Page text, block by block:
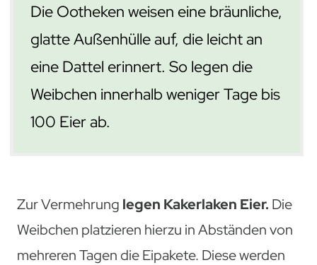
Die Ootheken weisen eine bräunliche,
glatte Außenhülle auf, die leicht an
eine Dattel erinnert. So legen die
Weibchen innerhalb weniger Tage bis
100 Eier ab.
Zur Vermehrung legen Kakerlaken Eier. Die
Weibchen platzieren hierzu in Abständen von
mehreren Tagen die Eipakete. Diese werden